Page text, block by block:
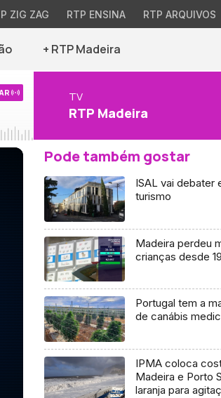
ZIG ZAG RTP ENSINA RTP ARQUIVOS
+ RTP Madeira
TV
RTP Madeira
Pode também gostar
ISAL vai debater
turismo
Madeira perdeu
crianças desde
Portugal tem a
de canábis
IPMA coloca
Madeira e Porto
laranja para